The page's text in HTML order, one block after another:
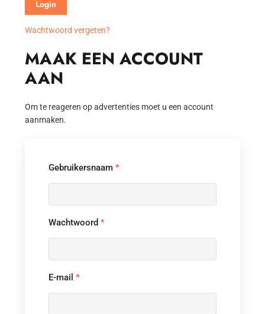
Wachtwoord vergeten?
MAAK EEN ACCOUNT
AAN
Om te reageren op advertenties moet u een account
aanmaken.
Gebruikersnaam *
Wachtwoord *
E-mail *